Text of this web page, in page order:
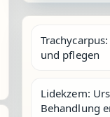
und pflegen
Lidekzem:
Behandlung